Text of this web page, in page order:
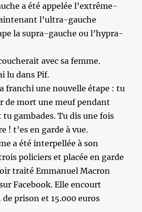
a été appelée l’extrême-
l’ultra-gauche
la supra-gauche ou l’hypra-
avec sa femme.
lu dans Pif.
franchi une nouvelle étape : tu
de mort une meuf pendant
tu gambades. Tu dis une fois
! t’es en garde à vue.
a été interpellée à son
policiers et placée en garde
traité Emmanuel Macron
Facebook. Elle encourt
de prison et 15.000 euros